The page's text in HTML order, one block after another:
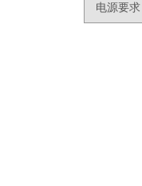
电源要求